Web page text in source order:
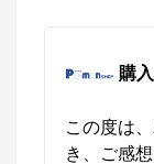
購
この度は
き、ご感